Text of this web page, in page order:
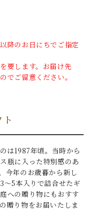
降のお日にちでご指定
要します。お届け先
でご留意ください。
は1987年頃。当時から
瓶に入った特別感のあ
今年のお歳暮から新し
～5本入りで詰合せたギ
への贈り物にもおすす
贈り物をお届いたしま